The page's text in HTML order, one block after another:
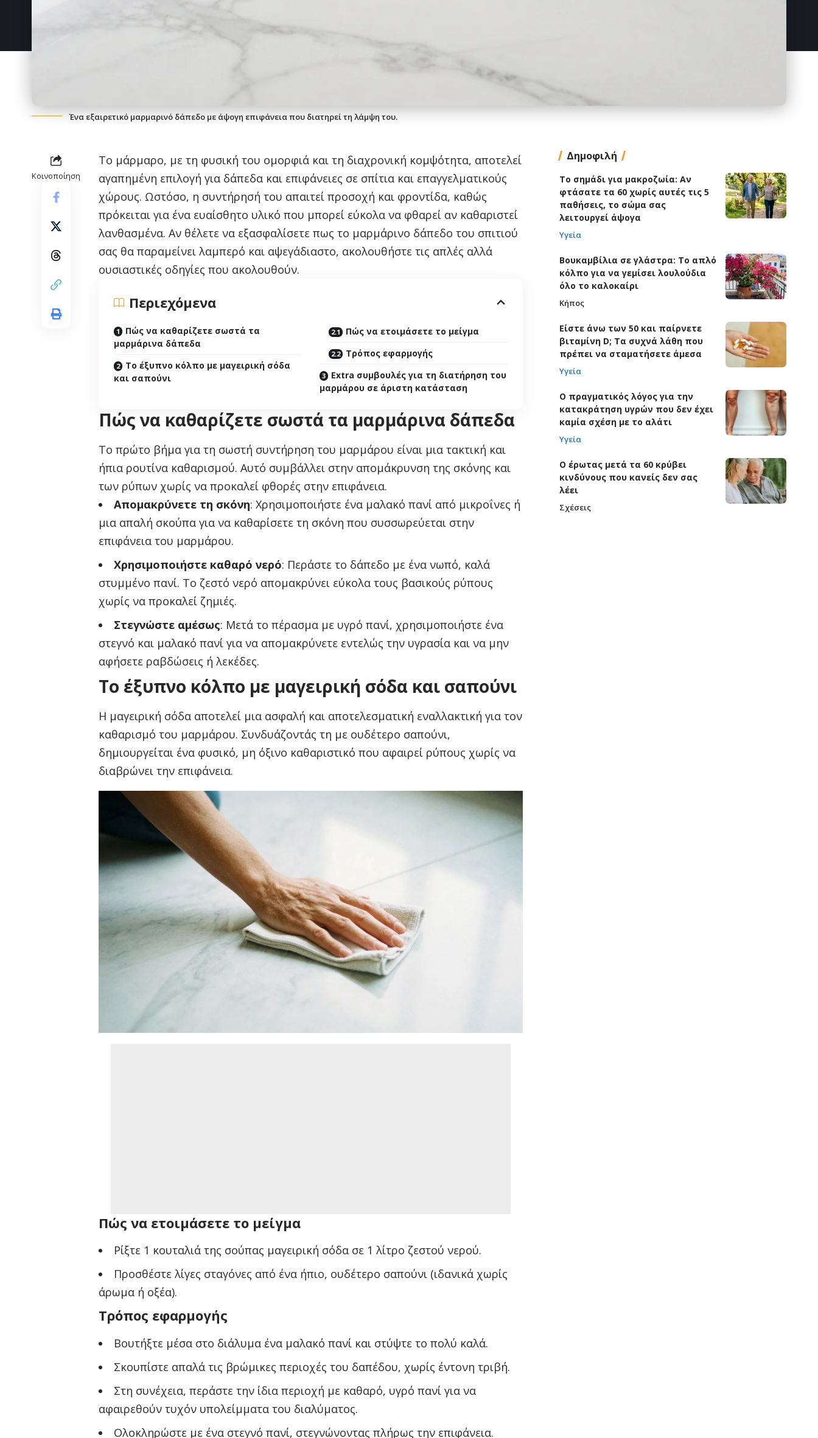
Ένα εξαιρετικό μαρμαρινό δάπεδο με άψογη επιφάνεια που διατηρεί τη λάμψη του.
Κοινοποίηση
Το μάρμαρο, με τη φυσική του ομορφιά και τη διαχρονική κομψότητα, αποτελεί
αγαπημένη επιλογή για δάπεδα και επιφάνειες σε σπίτια και επαγγελματικούς
χώρους. Ωστόσο, η συντήρησή του απαιτεί προσοχή και φροντίδα, καθώς
πρόκειται για ένα ευαίσθητο υλικό που μπορεί εύκολα να φθαρεί αν καθαριστεί
λανθασμένα. Αν θέλετε να εξασφαλίσετε πως το μαρμάρινο δάπεδο του σπιτιού
σας θα παραμείνει λαμπερό και αψεγάδιαστο, ακολουθήστε τις απλές αλλά
ουσιαστικές οδηγίες που ακολουθούν.
Περιεχόμενα
Πώς να καθαρίζετε σωστά τα
μαρμάρινα δάπεδα
Το έξυπνο κόλπο με μαγειρική σόδα
και σαπούνι
Πώς να ετοιμάσετε το μείγμα
Τρόπος εφαρμογής
Extra συμβουλές για τη διατήρηση του
μαρμάρου σε άριστη κατάσταση
Πώς να καθαρίζετε σωστά τα μαρμάρινα δάπεδα
Το πρώτο βήμα για τη σωστή συντήρηση του μαρμάρου είναι μια τακτική και
ήπια ρουτίνα καθαρισμού. Αυτό συμβάλλει στην απομάκρυνση της σκόνης και
των ρύπων χωρίς να προκαλεί φθορές στην επιφάνεια.
Απομακρύνετε τη σκόνη: Χρησιμοποιήστε ένα μαλακό πανί από μικροΐνες ή
μια απαλή σκούπα για να καθαρίσετε τη σκόνη που συσσωρεύεται στην
επιφάνεια του μαρμάρου.
Χρησιμοποιήστε καθαρό νερό: Περάστε το δάπεδο με ένα νωπό, καλά
στυμμένο πανί. Το ζεστό νερό απομακρύνει εύκολα τους βασικούς ρύπους
χωρίς να προκαλεί ζημιές.
Στεγνώστε αμέσως: Μετά το πέρασμα με υγρό πανί, χρησιμοποιήστε ένα
στεγνό και μαλακό πανί για να απομακρύνετε εντελώς την υγρασία και να μην
αφήσετε ραβδώσεις ή λεκέδες.
Το έξυπνο κόλπο με μαγειρική σόδα και σαπούνι
Η μαγειρική σόδα αποτελεί μια ασφαλή και αποτελεσματική εναλλακτική για τον
καθαρισμό του μαρμάρου. Συνδυάζοντάς τη με ουδέτερο σαπούνι,
δημιουργείται ένα φυσικό, μη όξινο καθαριστικό που αφαιρεί ρύπους χωρίς να
διαβρώνει την επιφάνεια.
Πώς να ετοιμάσετε το μείγμα
Ρίξτε 1 κουταλιά της σούπας μαγειρική σόδα σε 1 λίτρο ζεστού νερού.
Προσθέστε λίγες σταγόνες από ένα ήπιο, ουδέτερο σαπούνι (ιδανικά χωρίς
άρωμα ή οξέα).
Τρόπος εφαρμογής
Βουτήξτε μέσα στο διάλυμα ένα μαλακό πανί και στύψτε το πολύ καλά.
Σκουπίστε απαλά τις βρώμικες περιοχές του δαπέδου, χωρίς έντονη τριβή.
Στη συνέχεια, περάστε την ίδια περιοχή με καθαρό, υγρό πανί για να
αφαιρεθούν τυχόν υπολείμματα του διαλύματος.
Ολοκληρώστε με ένα στεγνό πανί, στεγνώνοντας πλήρως την επιφάνεια.
Δημοφιλή
Το σημάδι για μακροζωία: Αν
φτάσατε τα 60 χωρίς αυτές τις 5
παθήσεις, το σώμα σας
λειτουργεί άψογα
Υγεία
Βουκαμβίλια σε γλάστρα: Το απλό
κόλπο για να γεμίσει λουλούδια
όλο το καλοκαίρι
Κήπος
Είστε άνω των 50 και παίρνετε
βιταμίνη D; Τα συχνά λάθη που
πρέπει να σταματήσετε άμεσα
Υγεία
Ο πραγματικός λόγος για την
κατακράτηση υγρών που δεν έχει
καμία σχέση με το αλάτι
Υγεία
Ο έρωτας μετά τα 60 κρύβει
κινδύνους που κανείς δεν σας
λέει
Σχέσεις